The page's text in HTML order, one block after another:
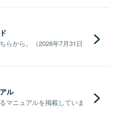
らから。（2026年7月31日
ル
マニュアルを掲載していま